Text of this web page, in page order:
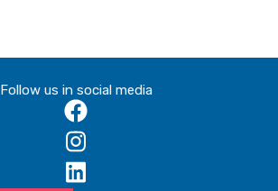
Follow us in social media